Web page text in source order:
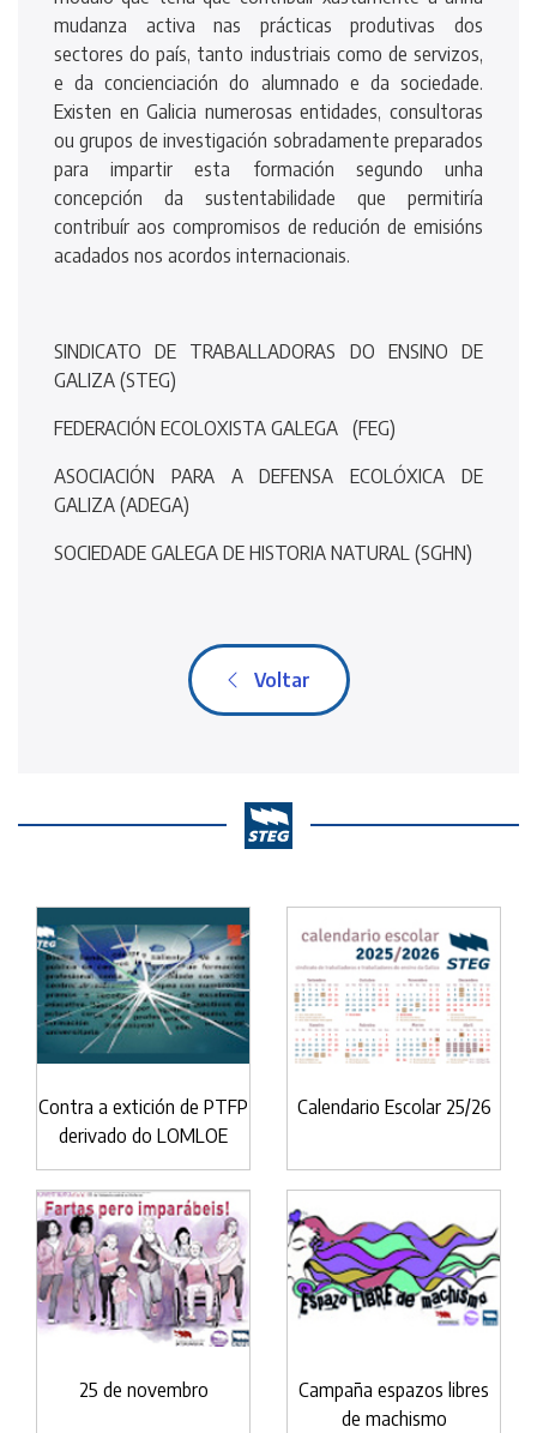
mudanza activa nas prácticas produtivas dos
sectores do país, tanto industriais como de servizos,
e da concienciación do alumnado e da sociedade.
Existen en Galicia numerosas entidades, consultoras
ou grupos de investigación sobradamente preparados
para impartir esta formación segundo unha
concepción da sustentabilidade que permitiría
contribuír aos compromisos de redución de emisións
acadados nos acordos internacionais.
SINDICATO DE TRABALLADORAS DO ENSINO DE
GALIZA (STEG)
FEDERACIÓN ECOLOXISTA GALEGA (FEG)
ASOCIACIÓN PARA A DEFENSA ECOLÓXICA DE
GALIZA (ADEGA)
SOCIEDADE GALEGA DE HISTORIA NATURAL (SGHN)
Voltar
Contra a extición de PTFP
derivado do LOMLOE
Calendario Escolar 25/26
25 de novembro
Campaña espazos libres
de machismo